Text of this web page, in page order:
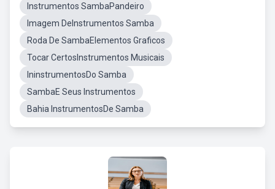
Instrumentos SambaPandeiro
Imagem DeInstrumentos Samba
Roda De SambaElementos Graficos
Tocar CertosInstrumentos Musicais
IninstrumentosDo Samba
SambaE Seus Instrumentos
Bahia InstrumentosDe Samba